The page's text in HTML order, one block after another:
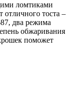
ломтиками
отличного тоста –
два режима
обжаривания
поможет